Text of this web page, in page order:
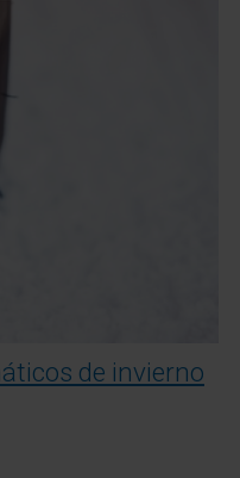
de invierno